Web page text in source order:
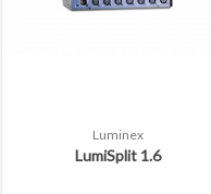
Comparer
Luminex
LumiSplit 1.6